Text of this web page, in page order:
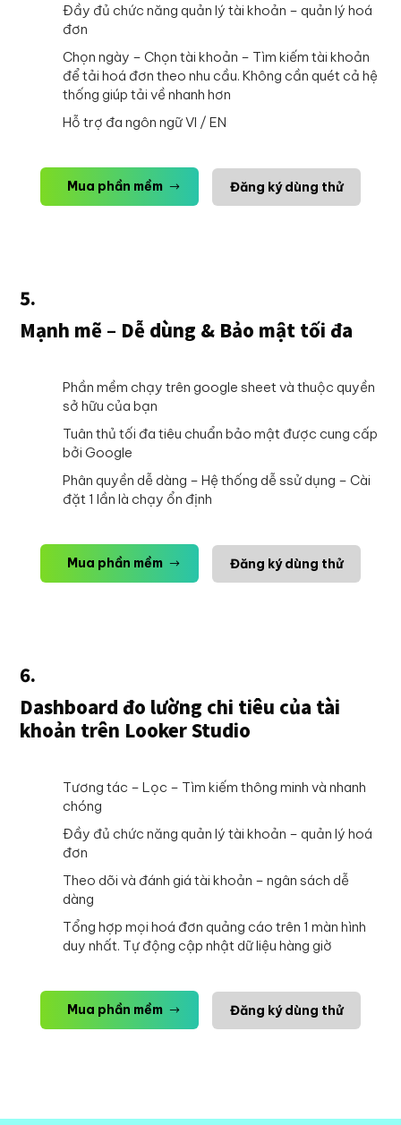
Đầy đủ chức năng quản lý tài khoản – quản lý hoá
đơn
Chọn ngày – Chọn tài khoản – Tìm kiếm tài khoản
để tải hoá đơn theo nhu cầu. Không cần quét cả hệ
thống giúp tải về nhanh hơn
Hỗ trợ đa ngôn ngữ VI / EN
Mua phần mềm Đăng ký dùng thử
5.
Mạnh mẽ – Dễ dùng & Bảo mật tối đa
Phần mềm chạy trên google sheet và thuộc quyền
sở hữu của bạn
Tuân thủ tối đa tiêu chuẩn bảo mật được cung cấp
bởi Google
Phân quyền dễ dàng – Hệ thống dễ ssử dụng – Cài
đặt 1 lần là chạy ổn định
Mua phần mềm Đăng ký dùng thử
6.
Dashboard đo lường chi tiêu của tài
khoản trên Looker Studio
Tương tác – Lọc – Tìm kiếm thông minh và nhanh
chóng
Đầy đủ chức năng quản lý tài khoản – quản lý hoá
đơn
Theo dõi và đánh giá tài khoản – ngân sách dễ
dàng
Tổng hợp mọi hoá đơn quảng cáo trên 1 màn hình
duy nhất. Tự động cập nhật dữ liệu hàng giờ
Mua phần mềm Đăng ký dùng thử